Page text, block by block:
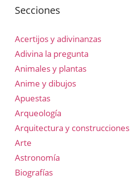
Secciones
Acertijos y adivinanzas
Adivina la pregunta
Animales y plantas
Anime y dibujos
Apuestas
Arqueología
Arquitectura y construcciones
Arte
Astronomía
Biografías